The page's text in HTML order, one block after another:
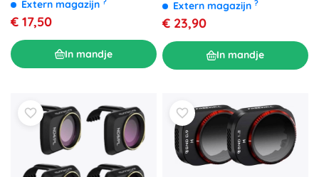
Extern magazijn
€ 17,50
In mandje
Extern magazijn ?
€ 23,90
In mandje